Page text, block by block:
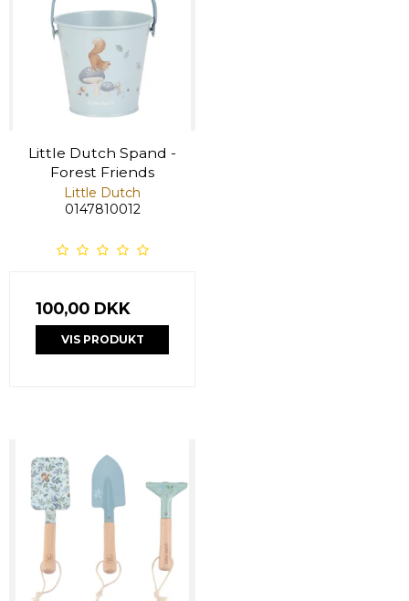
Little Dutch Spand -
Forest Friends
Little Dutch
0147810012
100,00 DKK
VIS PRODUKT